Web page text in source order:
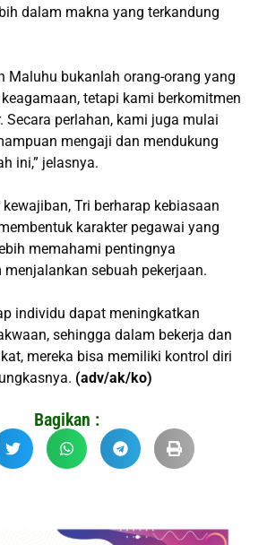
dalam makna yang terkandung
Maluhu bukanlah orang-orang yang
tetapi kami berkomitmen
Secara perlahan, kami juga mulai
mengaji dan mendukung
ini,” jelasnya.
Tri berharap kebiasaan
karakter pegawai yang
memahami pentingnya
sebuah pekerjaan.
individu dapat meningkatkan
sehingga dalam bekerja dan
mereka bisa memiliki kontrol diri
(adv/ak/ko)
Bagikan :